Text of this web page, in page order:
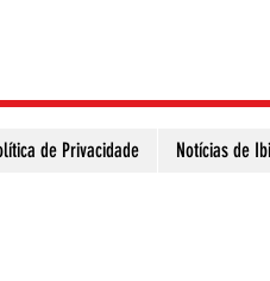
de Privacidade Notícias de